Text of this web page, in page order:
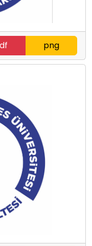
png